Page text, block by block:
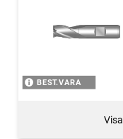
BEST.VARA
Visa